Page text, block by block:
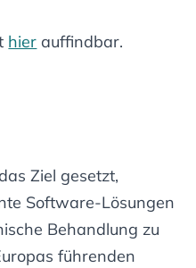
hier auffindbar.
Ziel gesetzt,
Software-Lösungen
Behandlung zu
führenden